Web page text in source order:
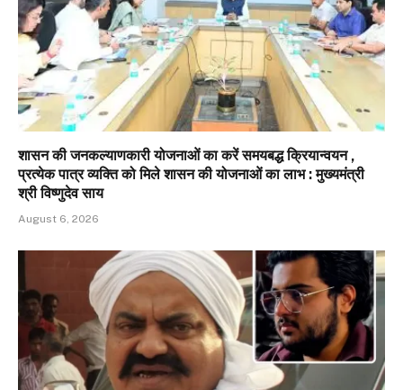
शासन की जनकल्याणकारी योजनाओं का करें समयबद्ध क्रियान्वयन ,
प्रत्येक पात्र व्यक्ति को मिले शासन की योजनाओं का लाभ : मुख्यमंत्री
श्री विष्णुदेव साय
August 6, 2026